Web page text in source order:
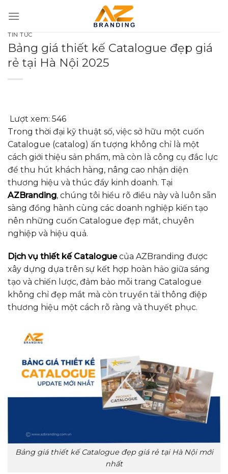
qua
nội
dung
TIN TỨC
Bảng giá thiết kế Catalogue đẹp giá
rẻ tại Hà Nội 2025
Lượt xem: 546
Trong thời đại kỹ thuật số, việc sở hữu một cuốn
Catalogue (catalog) ấn tượng không chỉ là một
cách giới thiệu sản phẩm, mà còn là công cụ đắc lực
để thu hút khách hàng, nâng cao nhận diện
thương hiệu và thúc đẩy kinh doanh. Tại
AZBranding, chúng tôi hiểu rõ điều này và luôn sẵn
sàng đồng hành cùng các doanh nghiệp kiến tạo
nên những cuốn Catalogue đẹp mắt, chuyên
nghiệp và hiệu quả.
Dịch vụ thiết kế Cataloguecủa AZBranding được
xây dựng dựa trên sự kết hợp hoàn hảo giữa sáng
tạo và chiến lược, đảm bảo mỗi trang Catalogue
không chỉ đẹp mắt mà còn truyền tải thông điệp
thương hiệu một cách rõ ràng và thuyết phục.
Bảng giá thiết kế Catalogue đẹp giá rẻ tại Hà Nội mới
nhất